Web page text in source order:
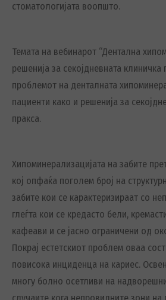
стоматологијата воопшто.
Темата на вебинарот “Дентална
решенија за секојдневната
проблемот на денталната
пациенти како и решенија за
пракса.
Хипоминерализацијата на забите
кој опфаќа поголем број на
забите кои се карактеризираат со
глеѓта кои се кредасто бели,
кафеави и се јасно ограничени од
Покрај естетскиот проблем оваа
повисока инциденца на кариес.
многу болно осетливи на